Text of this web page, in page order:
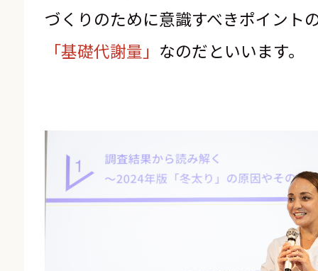
づくりのために意識すべきポイント
「基礎代謝量」 なのだといいます。